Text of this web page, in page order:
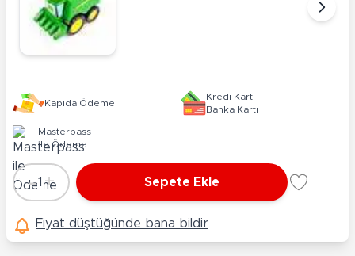
Kapıda Ödeme
Kredi Kartı
Banka Kartı
Masterpass
ile Ödeme
Adet
-1 + Sepete Ekle
Fiyat düştüğünde bana bildir